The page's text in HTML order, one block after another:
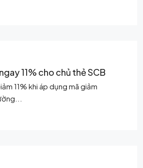
11% cho chủ thẻ SCB
11% khi áp dụng mã giảm